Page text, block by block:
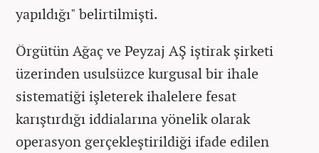
yapıldığı" belirtilmişti.
Örgütün Ağaç ve Peyzaj AŞ iştirak şirketi
üzerinden usulsüzce kurgusal bir ihale
sistematiği işleterek ihalelere fesat
karıştırdığı iddialarına yönelik olarak
operasyon gerçekleştirildiği ifade edilen